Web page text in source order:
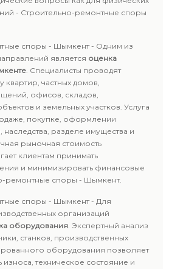
- Строительно-ремонтные споры
споры - Шымкент - Одним из
является оценка
. Специалисты проводят
квартир, частных домов,
офисов, складов,
и земельных участков. Услуга
покупке, оформлении
наследства, разделе имущества и
рыночная стоимость
клиентам принимать
и минимизировать финансовые
ремонтные споры - Шымкент.
споры - Шымкент - Для
организаций
оборудования. Экспертный анализ
станков, производственных
оборудования позволяет
техническое состояние и